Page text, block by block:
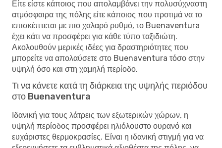
Είτε είστε κάποιος που απολαμβάνει την πολυσύχναστη
ατμόσφαιρα της πόλης είτε κάποιος που προτιμά να το
επισκέπτεται με πιο χαλαρό ρυθμό, το Buenaventura
έχει κάτι να προσφέρει για κάθε τύπο ταξιδιώτη.
Ακολουθούν μερικές ιδέες για δραστηριότητες που
μπορείτε να απολαύσετε στο Buenaventura τόσο στην
υψηλή όσο και στη χαμηλή περίοδο.
Τι να κάνετε κατά τη διάρκεια της υψηλής περιόδου
στο Buenaventura
Ιδανική για τους λάτρεις των εξωτερικών χώρων, η
υψηλή περίοδος προσφέρει ηλιόλουστο ουρανό και
ευχάριστες θερμοκρασίες. Είναι η ιδανική στιγμή για να